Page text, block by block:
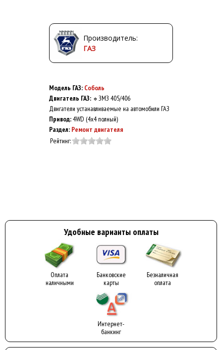
Производитель:
ГАЗ
Модель ГАЗ: Соболь
Двигатель ГАЗ: 🔹 ЗМЗ 405/406
Двигатели устанавливаемые на автомобили ГАЗ
Привод:4WD (4x4 полный)
Раздел: Ремонт двигателя
Рейтинг:
Удобные варианты оплаты
Оплата
наличными
Банковские
карты
Безналичная
оплата
Интернет-
банкинг